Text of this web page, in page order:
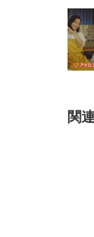
上げ
椅
ナ
ッ
￥
UHD
￥
捨て
￥
関